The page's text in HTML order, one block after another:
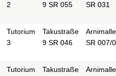
2
9 SR 055
SR 031
Tutorium
3
Takustraße
9 SR 046
SR 007/
Tutorium
Takustraße